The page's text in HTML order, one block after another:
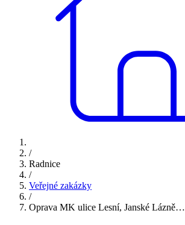
/
Radnice
/
Veřejné zakázky
/
Oprava MK ulice Lesní, Janské Lázně…